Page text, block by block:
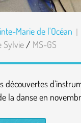
Marie de l'Océan
Sylvie/ MS-GS
découvertes
la danse en